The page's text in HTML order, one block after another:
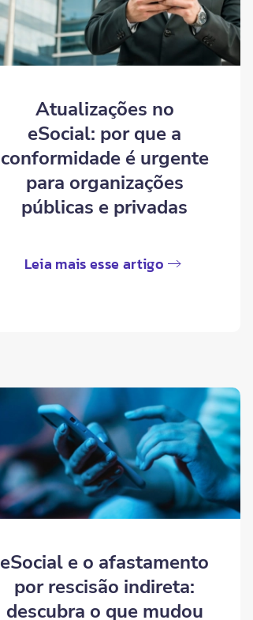
Atualizações no
eSocial: por que a
conformidade é urgente
para organizações
públicas e privadas
Leia mais esse artigo
eSocial e o afastamento
por rescisão indireta:
descubra o que mudou